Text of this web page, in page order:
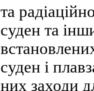
та
суден та
суден і
них заходи